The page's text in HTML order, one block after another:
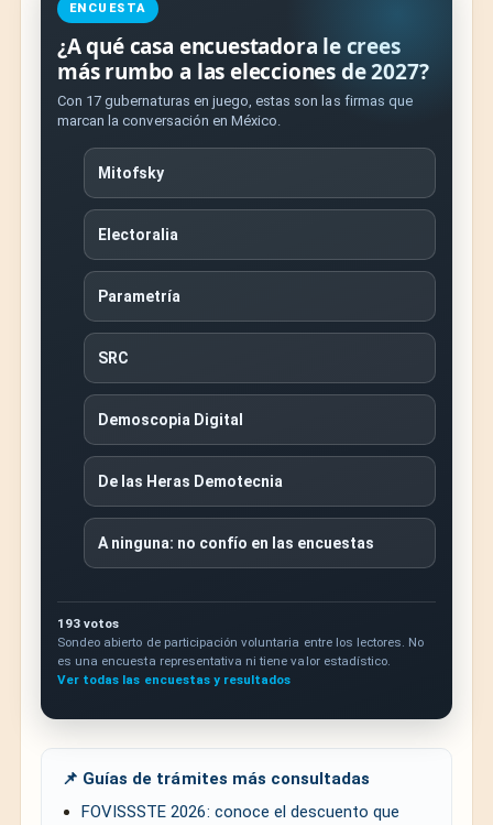
ENCUESTA
¿A qué casa encuestadora le crees
más rumbo a las elecciones de 2027?
Con 17 gubernaturas en juego, estas son las firmas que
marcan la conversación en México.
Mitofsky
Electoralia
Parametría
SRC
Demoscopia Digital
De las Heras Demotecnia
A ninguna: no confío en las encuestas
193 votos
Sondeo abierto de participación voluntaria entre los lectores. No
es una encuesta representativa ni tiene valor estadístico.
Ver todas las encuestas y resultados
📌 Guías de trámites más consultadas
FOVISSSTE 2026: conoce el descuento que